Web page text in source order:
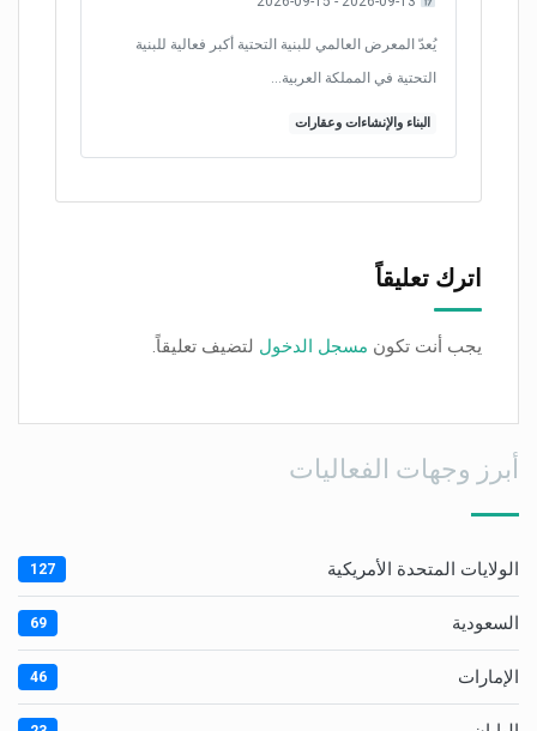
يُعدّ المعرض العالمي للبنية التحتية أكبر فعالية للبنية
التحتية في المملكة العربية…
البناء والإنشاءات وعقارات
اترك تعليقاً
يجب أنت تكون مسجل الدخول لتضيف تعليقاً.
أبرز وجهات الفعاليات
الولايات المتحدة الأمريكية 127
السعودية 69
الإمارات 46